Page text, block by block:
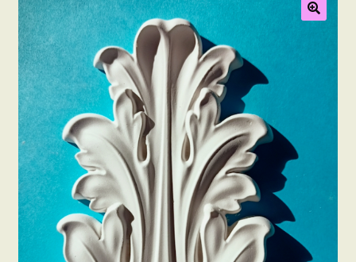
Mein Konto
Kasse
Beispiele
Kontakt